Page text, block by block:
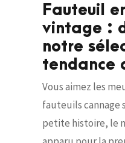
Fauteuil
vintage :
notre
tendance
Vous aimez les
fauteuils cannage
petite histoire, le